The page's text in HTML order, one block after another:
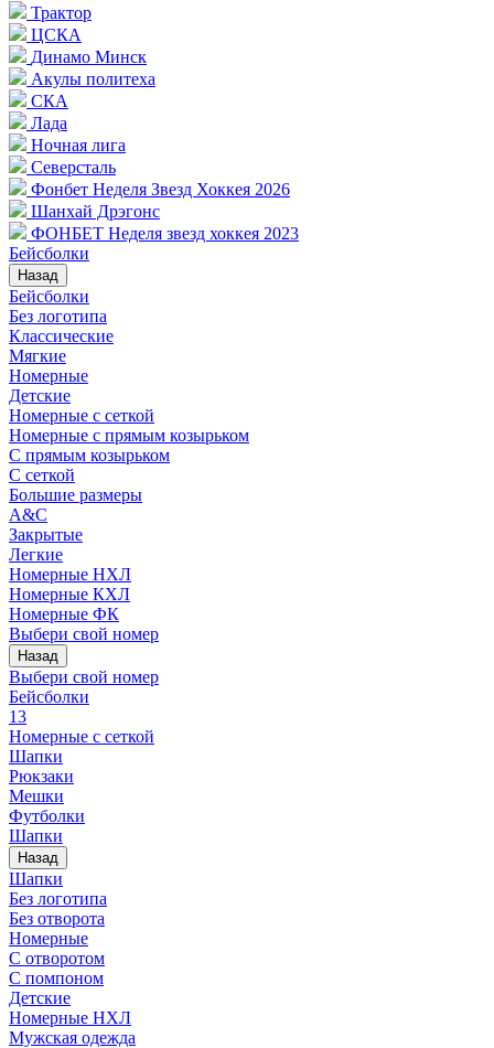
Трактор
ЦСКА
Динамо Минск
Акулы политеха
СКА
Лада
Ночная лига
Северсталь
Фонбет Неделя Звезд Хоккея 2026
Шанхай Дрэгонс
ФОНБЕТ Неделя звезд хоккея 2023
Бейсболки
Назад
Бейсболки
Без логотипа
Классические
Мягкие
Номерные
Детские
Номерные с сеткой
Номерные с прямым козырьком
С прямым козырьком
С сеткой
Большие размеры
A&C
Закрытые
Легкие
Номерные НХЛ
Номерные КХЛ
Номерные ФК
Выбери свой номер
Назад
Выбери свой номер
Бейсболки
13
Номерные с сеткой
Шапки
Рюкзаки
Мешки
Футболки
Шапки
Назад
Шапки
Без логотипа
Без отворота
Номерные
С отворотом
С помпоном
Детские
Номерные НХЛ
Мужская одежда